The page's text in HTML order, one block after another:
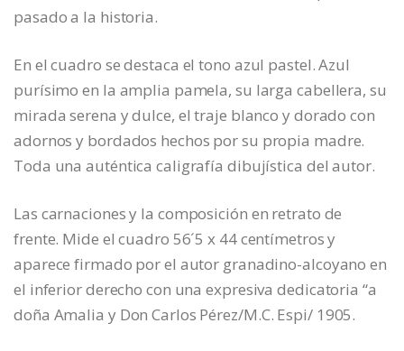
pasado a la historia.
En el cuadro se destaca el tono azul pastel. Azul
purísimo en la amplia pamela, su larga cabellera, su
mirada serena y dulce, el traje blanco y dorado con
adornos y bordados hechos por su propia madre.
Toda una auténtica caligrafía dibujística del autor.
Las carnaciones y la composición en retrato de
frente. Mide el cuadro 56´5 x 44 centímetros y
aparece firmado por el autor granadino-alcoyano en
el inferior derecho con una expresiva dedicatoria “a
doña Amalia y Don Carlos Pérez/M.C. Espi/ 1905.